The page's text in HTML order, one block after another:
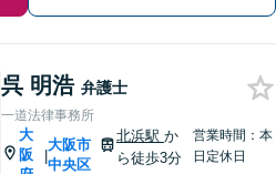
呉 明浩 弁護士
一道法律事務所
大
阪
|
大阪市
中央区
北浜駅 か
ら徒歩3分
営業時間：本
日定休日